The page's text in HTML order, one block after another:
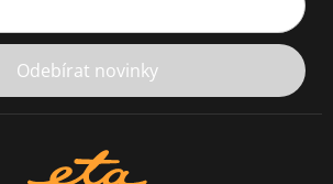
Odebírat novinky